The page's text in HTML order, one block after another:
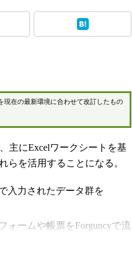
Test &
現在の最新環境に合わせて改訂したもの
主にExcelワークシートを基
らを活用することになる。
入力されたデータ群を
ォームや帳票をForguncyで流